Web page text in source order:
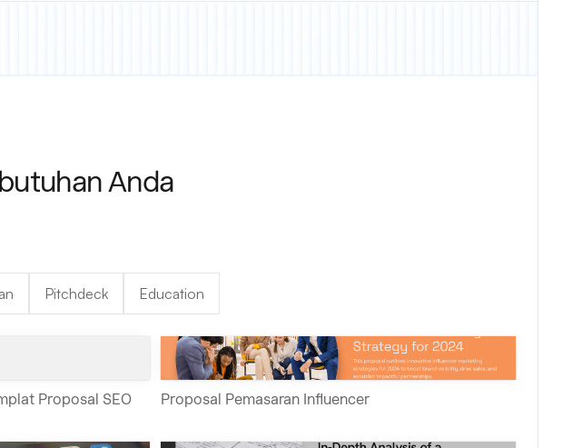
Anda
Pitchdeck Education
Proposal SEO Proposal Pemasaran Influencer